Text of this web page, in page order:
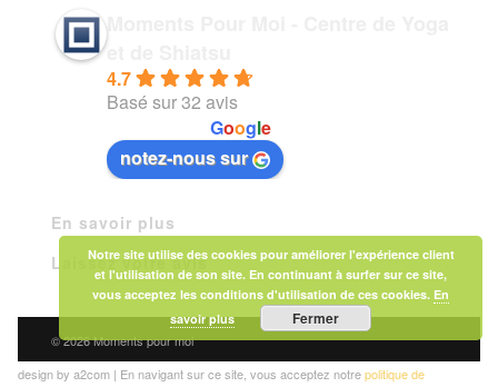
Moments Pour Moi - Centre de Yoga
et de Shiatsu
4.7
Basé sur 32 avis
Google
notez-nous sur
En savoir plus
Laissez votre avis
© 2026 Moments pour moi
design by a2com | En navigant sur ce site, vous acceptez notrepolitique de
Notre site utilise des cookies pour améliorer l'expérience client
et l'utilisation de son site. En continuant à surfer sur ce site,
vous acceptez les conditions d'utilisation de ces cookies. En
savoir plus
Fermer